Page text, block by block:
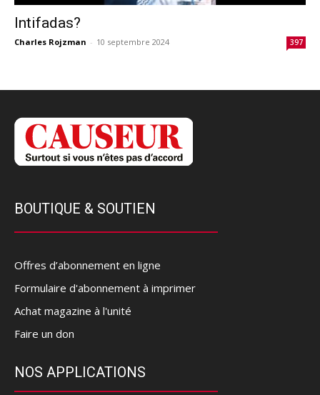
Intifadas?
Charles Rojzman - 10 septembre 2024 397
BOUTIQUE & SOUTIEN
Offres d’abonnement en ligne
Formulaire d'abonnement à imprimer
Achat magazine à l'unité
Faire un don
NOS APPLICATIONS